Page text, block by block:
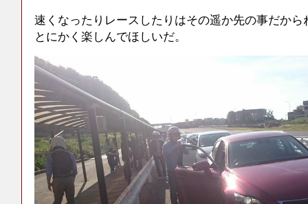
速くなったりレースしたりはその遥か先の事だから
とにかく楽しんでほしいだ。